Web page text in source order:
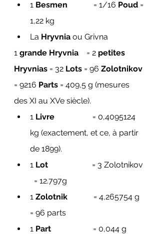
1 Besmen
             = 1/16
Poud =
1,22 kg
La Hryvnia ou Grivna
1 grande Hryvnia
    = 2
petites
Hryvnias = 32 Lots = 96 Zolotnikov
= 9216 Parts = 409,5 g (mesures
des XI au XVe siècle).
1 Livre
                   = 0,4095124
kg (exactement, et ce, à partir
de 1899).
1 Lot
                      = 3 Zolotnikov
  = 12.797g
1 Zolotnik
             = 4,265754 g
= 96 parts
1 Part
                     = 0,044 g